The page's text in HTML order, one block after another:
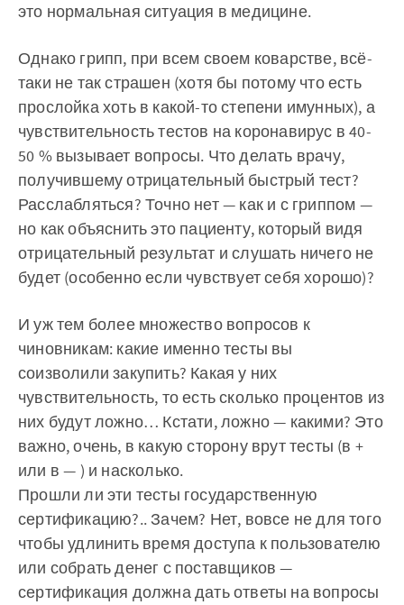
это нормальная ситуация в медицине.
Однако грипп, при всем своем коварстве, всё-
таки не так страшен (хотя бы потому что есть
прослойка хоть в какой-то степени имунных), а
чувствительность тестов на коронавирус в 40-
50 % вызывает вопросы. Что делать врачу,
получившему отрицательный быстрый тест?
Расслабляться? Точно нет — как и с гриппом —
но как объяснить это пациенту, который видя
отрицательный результат и слушать ничего не
будет (особенно если чувствует себя хорошо)?
И уж тем более множество вопросов к
чиновникам: какие именно тесты вы
соизволили закупить? Какая у них
чувствительность, то есть сколько процентов из
них будут ложно… Кстати, ложно — какими? Это
важно, очень, в какую сторону врут тесты (в +
или в — ) и насколько.
Прошли ли эти тесты государственную
сертификацию?.. Зачем? Нет, вовсе не для того
чтобы удлинить время доступа к пользователю
или собрать денег с поставщиков —
сертификация должна дать ответы на вопросы